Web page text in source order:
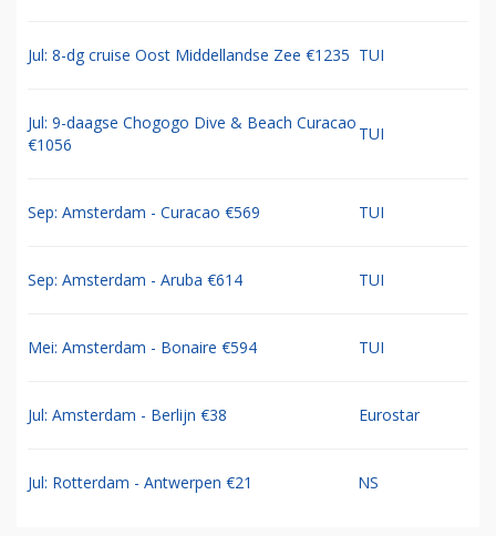
Jul: 8-dg cruise Oost Middellandse Zee €1235 TUI
Jul: 9-daagse Chogogo Dive & Beach Curacao
€1056
TUI
Sep: Amsterdam - Curacao €569 TUI
Sep: Amsterdam - Aruba €614 TUI
Mei: Amsterdam - Bonaire €594 TUI
Jul: Amsterdam - Berlijn €38 Eurostar
Jul: Rotterdam - Antwerpen €21 NS